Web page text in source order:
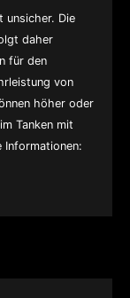
unsicher. Die
daher
für den
von
höher oder
Tanken mit